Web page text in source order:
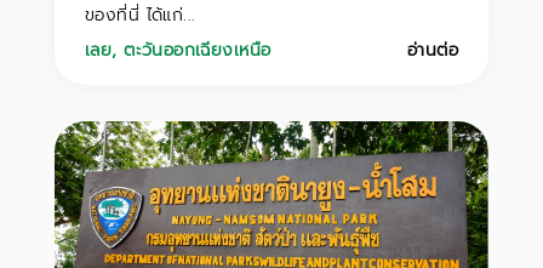
ของที่นี่ ได้แก่...
เลย,ตะวันออกเฉียงเหนือ อ่านต่อ